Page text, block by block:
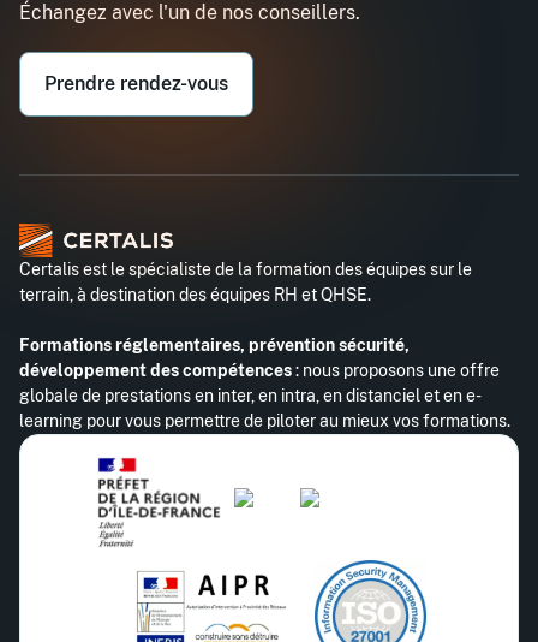
Email professionnel*
Échangez avec l'un de nos conseillers.
Prendre rendez-vous
Certalis est le spécialiste de la formation des équipes sur le
terrain, à destination des équipes RH et QHSE.
Formations réglementaires, prévention sécurité,
développement des compétences: nous proposons une offre
globale de prestations en inter, en intra, en distanciel et en e-
learning pour vous permettre de piloter au mieux vos formations.